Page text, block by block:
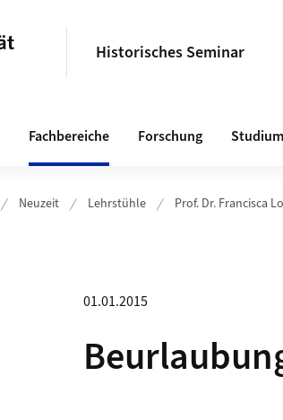
Historisches Seminar
Fachbereiche Forschung Studium
Neuzeit Lehrstühle Prof. Dr. Francisca
01.01.2015